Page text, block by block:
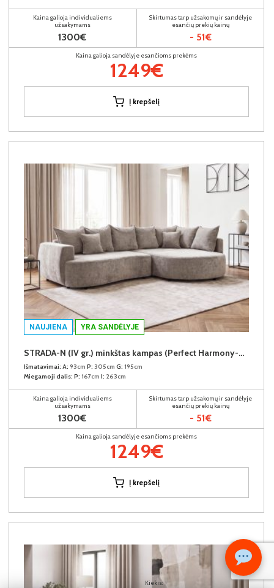
Kiekis:
Kaina galioja individualiems
užsakymams
1300€
Skirtumas tarp užsakomų ir sandėlyje
esančių prekių kainų
- 51€
Kaina galioja sandėlyje esančioms prekėms
1249€
Į krepšelį
NAUJIENA YRA SANDĖLYJE
STRADA-N (IV gr.) minkštas kampas (Perfect Harmony-04) D
Išmatavimai: A: 93cm P: 305cm G: 195cm
Miegamoji dalis: P: 167cm I: 263cm
Kaina galioja individualiems
užsakymams
1300€
Skirtumas tarp užsakomų ir sandėlyje
esančių prekių kainų
- 51€
Kaina galioja sandėlyje esančioms prekėms
1249€
Į krepšelį